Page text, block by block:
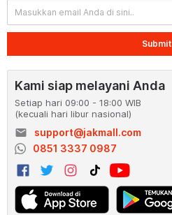
Submit
Kami siap melayani Anda
Setiap hari 09:00 - 18:00 WIB
(kecuali hari libur nasional)
email
support@jakmall.com
0851 3337 0987